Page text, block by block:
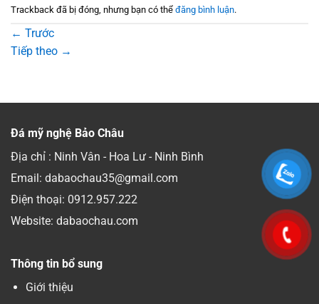
Trackback đã bị đóng, nhưng bạn có thể đăng bình luận.
← Trước
Tiếp theo →
Đá mỹ nghệ Bảo Châu
Địa chỉ : Ninh Vân - Hoa Lư - Ninh Bình
Email: dabaochau35@gmail.com
Điện thoại: 0912.957.222
Website: dabaochau.com
Thông tin bổ sung
Giới thiệu